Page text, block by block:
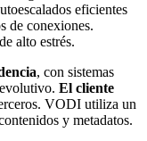
eficientes
de conexiones.
alto estrés.
, con sistemas
El cliente
VODI utiliza un
y metadatos.